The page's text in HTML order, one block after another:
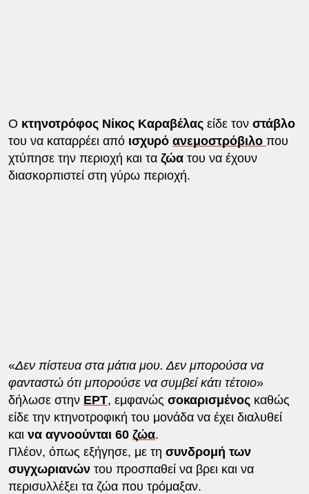
Ο κτηνοτρόφος Νίκος Καραβέλαςείδε τον στάβλο
του να καταρρέει από ισχυρό ανεμοστρόβιλο που
χτύπησε την περιοχή και τα ζώα του να έχουν
διασκορπιστεί στη γύρω περιοχή.
«Δεν πίστευα στα μάτια μου. Δεν μπορούσα να
φανταστώ ότι μπορούσε να συμβεί κάτι τέτοιο»
δήλωσε στην ΕΡΤ, εμφανώς σοκαρισμένος καθώς
είδε την κτηνοτροφική του μονάδα να έχει διαλυθεί
και να αγνοούνται 60 ζώα.
Πλέον, όπως εξήγησε, με τη συνδρομή των
συγχωριανώντου προσπαθεί να βρει και να
περισυλλέξει τα ζώα που τρόμαξαν.